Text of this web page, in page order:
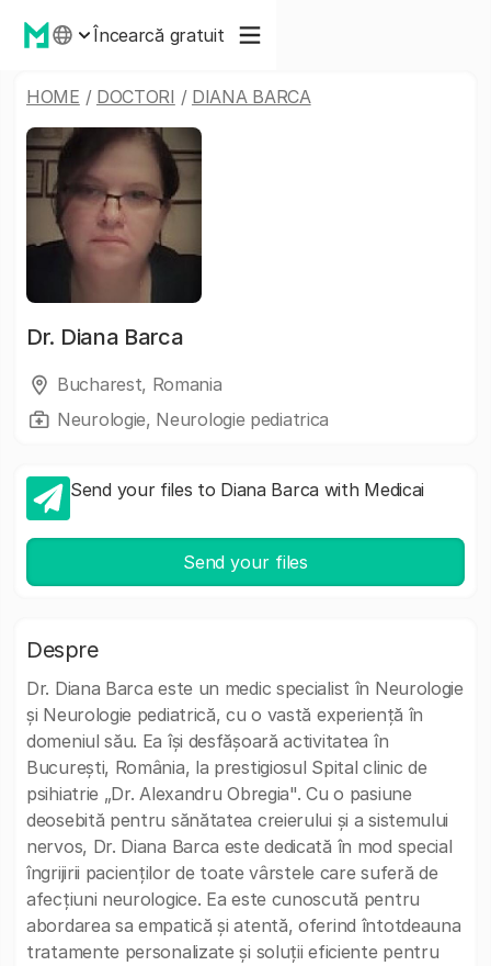
Încearcă gratuit
HOME / DOCTORI / DIANA BARCA
Dr. Diana Barca
Bucharest, Romania
Neurologie, Neurologie pediatrica
Send your files to Diana Barca with Medicai
Send your files
Despre
Dr. Diana Barca este un medic specialist în Neurologie
și Neurologie pediatrică, cu o vastă experiență în
domeniul său. Ea își desfășoară activitatea în
București, România, la prestigiosul Spital clinic de
psihiatrie „Dr. Alexandru Obregia". Cu o pasiune
deosebită pentru sănătatea creierului și a sistemului
nervos, Dr. Diana Barca este dedicată în mod special
îngrijirii pacienților de toate vârstele care suferă de
afecțiuni neurologice. Ea este cunoscută pentru
abordarea sa empatică și atentă, oferind întotdeauna
tratamente personalizate și soluții eficiente pentru